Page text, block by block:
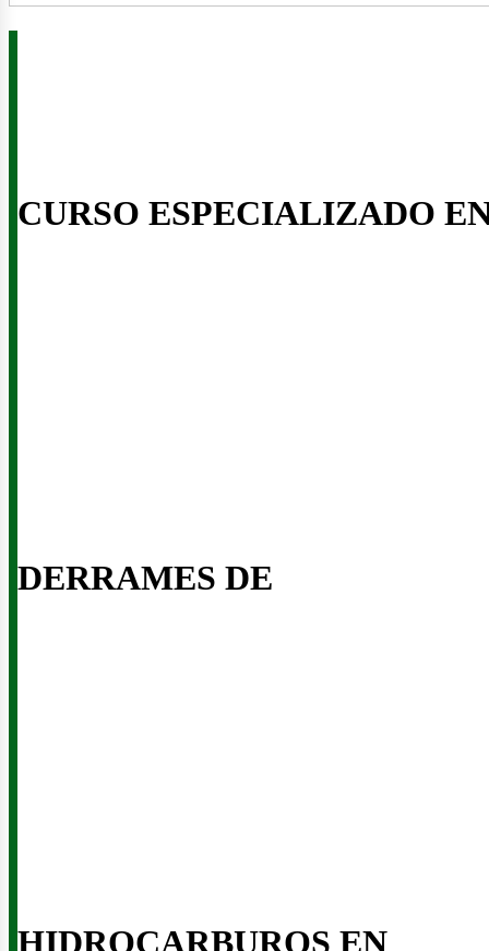
CURSO ESPECIALIZADO
DERRAMES DE
HIDROCARBUROS EN